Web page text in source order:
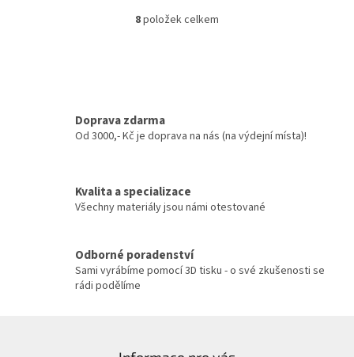
O
í
k
y
p
i
8položek celkem
Doprava zdarma
Od 3000,- Kč je doprava na nás (na výdejní místa)!
Kvalita a specializace
Všechny materiály jsou námi otestované
Odborné poradenství
Sami vyrábíme pomocí 3D tisku - o své zkušenosti se
rádi podělíme